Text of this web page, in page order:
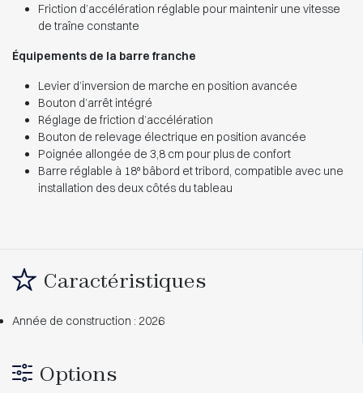
Friction d’accélération réglable pour maintenir une vitesse
de traîne constante
Équipements de la barre franche
Levier d’inversion de marche en position avancée
Bouton d’arrêt intégré
Réglage de friction d’accélération
Bouton de relevage électrique en position avancée
Poignée allongée de 3,8 cm pour plus de confort
Barre réglable à 18° bâbord et tribord, compatible avec une
installation des deux côtés du tableau
Caractéristiques
Année de construction : 2026
Options